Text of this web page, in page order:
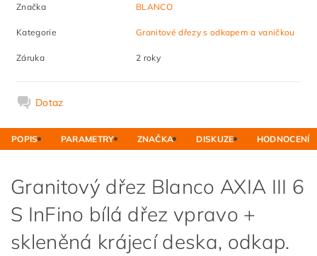
Značka BLANCO
Kategorie Granitové dřezy s odkapem a vaničkou
Záruka 2 roky
Dotaz
POPIS PARAMETRY ZNAČKA DISKUZE HODNOCENÍ
Granitový dřez Blanco AXIA III 6
S InFino bílá dřez vpravo +
skleněná krájecí deska, odkap.